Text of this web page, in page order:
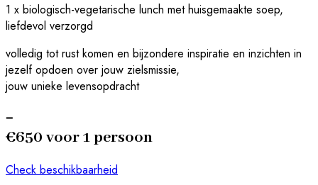
1 x biologisch-vegetarische lunch met huisgemaakte soep,
liefdevol verzorgd
volledig tot rust komen en bijzondere inspiratie en inzichten in
jezelf opdoen over jouw zielsmissie,
jouw unieke levensopdracht
=
€650 voor 1 persoon
Check beschikbaarheid